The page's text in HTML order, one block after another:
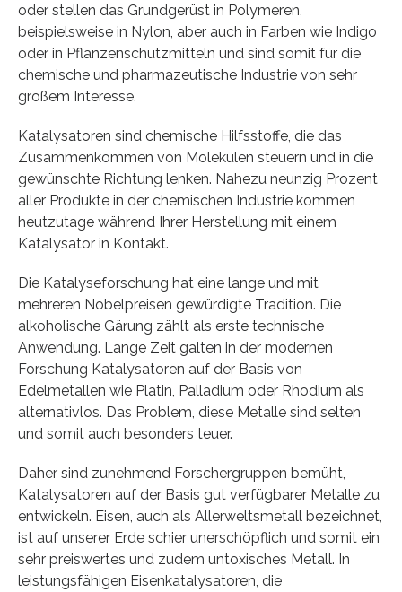
oder stellen das Grundgerüst in Polymeren,
beispielsweise in Nylon, aber auch in Farben wie Indigo
oder in Pflanzenschutzmitteln und sind somit für die
chemische und pharmazeutische Industrie von sehr
großem Interesse.
Katalysatoren sind chemische Hilfsstoffe, die das
Zusammenkommen von Molekülen steuern und in die
gewünschte Richtung lenken. Nahezu neunzig Prozent
aller Produkte in der chemischen Industrie kommen
heutzutage während Ihrer Herstellung mit einem
Katalysator in Kontakt.
Die Katalyseforschung hat eine lange und mit
mehreren Nobelpreisen gewürdigte Tradition. Die
alkoholische Gärung zählt als erste technische
Anwendung. Lange Zeit galten in der modernen
Forschung Katalysatoren auf der Basis von
Edelmetallen wie Platin, Palladium oder Rhodium als
alternativlos. Das Problem, diese Metalle sind selten
und somit auch besonders teuer.
Daher sind zunehmend Forschergruppen bemüht,
Katalysatoren auf der Basis gut verfügbarer Metalle zu
entwickeln. Eisen, auch als Allerweltsmetall bezeichnet,
ist auf unserer Erde schier unerschöpflich und somit ein
sehr preiswertes und zudem untoxisches Metall. In
leistungsfähigen Eisenkatalysatoren, die